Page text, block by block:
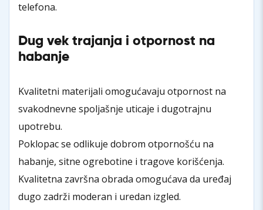
telefona.
Dug vek trajanja i otpornost na
habanje
Kvalitetni materijali omogućavaju otpornost na
svakodnevne spoljašnje uticaje i dugotrajnu
upotrebu.
Poklopac se odlikuje dobrom otpornošću na
habanje, sitne ogrebotine i tragove korišćenja.
Kvalitetna završna obrada omogućava da uređaj
dugo zadrži moderan i uredan izgled.